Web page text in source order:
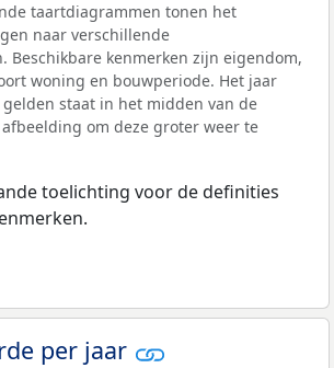
taartdiagrammen tonen het
naar verschillende
Beschikbare kenmerken zijn eigendom,
woning en bouwperiode. Het jaar
staat in het midden van de
om deze groter weer te
toelichting voor de definities
per jaar